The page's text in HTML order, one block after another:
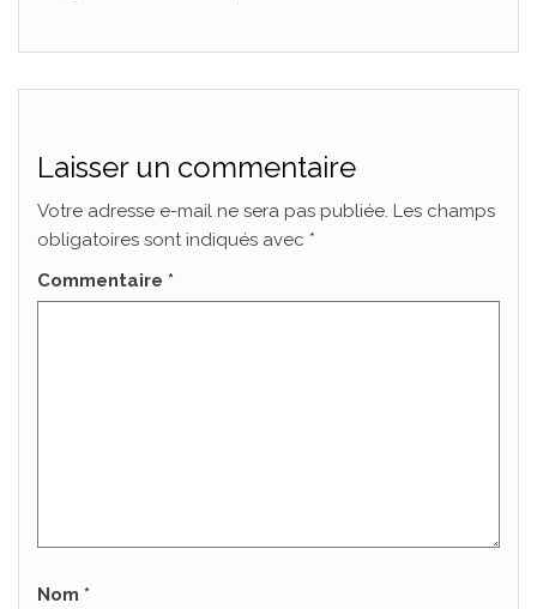
Laisser un commentaire
Votre adresse e-mail ne sera pas publiée. Les champs
obligatoires sont indiqués avec *
Commentaire *
Nom *